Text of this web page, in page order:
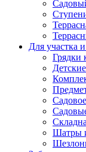
Для участка и
Грядки
Шатры